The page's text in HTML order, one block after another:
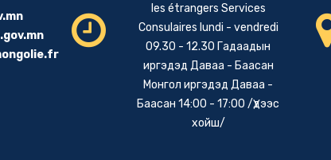
les étrangers Services
Consulaires lundi - vendredi
09.30 - 12.30 Гадаадын
иргэдэд Даваа - Баасан
Монгол иргэдэд Даваа -
Баасан 14:00 - 17:00 /Үдээс
хойш/